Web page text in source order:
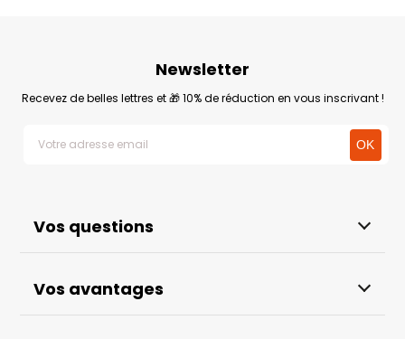
Vos questions
Vos avantages
Newsletter
Recevez de belles lettres et 🎁 10% de réduction en vous inscrivant !